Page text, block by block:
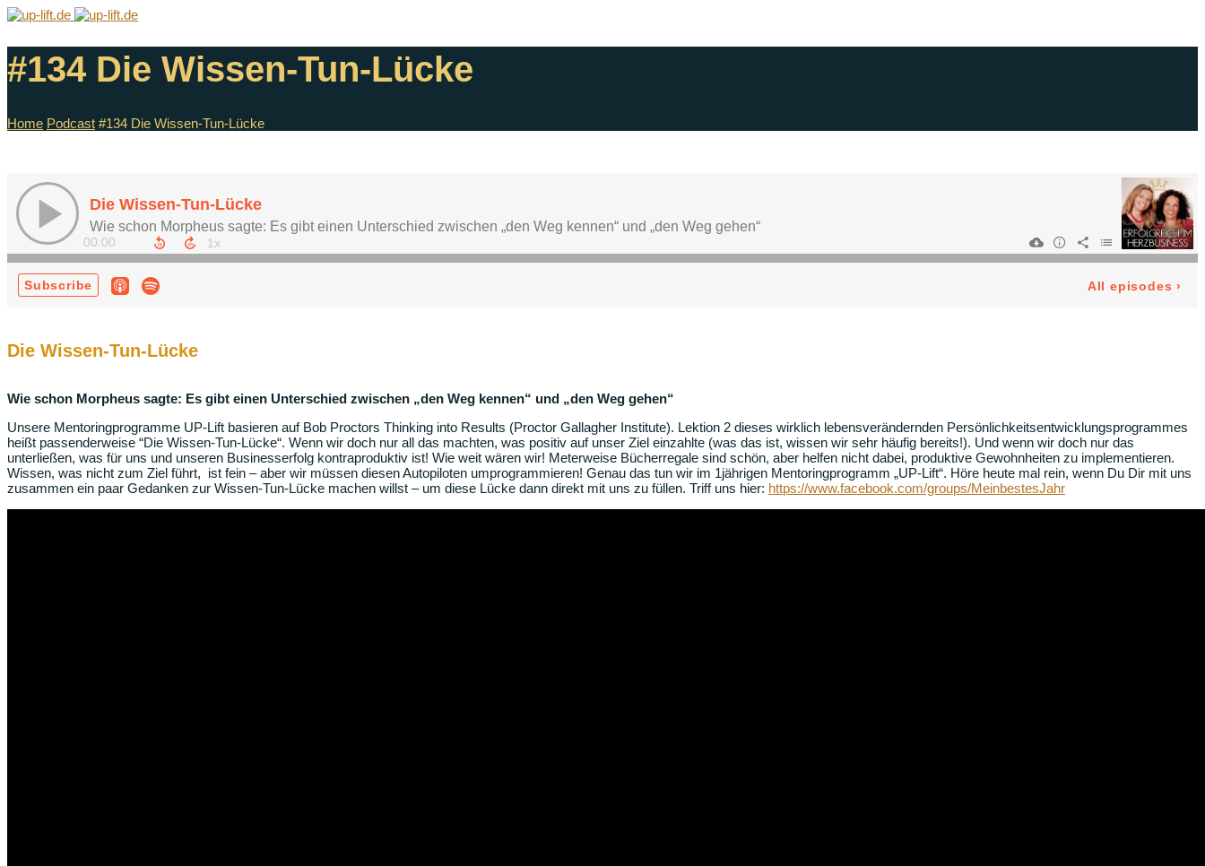
#134 Die Wissen-Tun-Lücke
Home Podcast #134 Die Wissen-Tun-Lücke
Die Wissen-Tun-Lücke
Wie schon Morpheus sagte: Es gibt einen Unterschied zwischen „den Weg kennen“ und „den Weg gehen“
Unsere Mentoringprogramme UP-Lift basieren auf Bob Proctors Thinking into Results (Proctor Gallagher Institute). Lektion 2 dieses wirklich lebensverändernden Persönlichkeitsentwicklungsprogrammes
heißt passenderweise “Die Wissen-Tun-Lücke“. Wenn wir doch nur all das machten, was positiv auf unser Ziel einzahlte (was das ist, wissen wir sehr häufig bereits!). Und wenn wir doch nur das
unterließen, was für uns und unseren Businesserfolg kontraproduktiv ist! Wie weit wären wir! Meterweise Bücherregale sind schön, aber helfen nicht dabei, produktive Gewohnheiten zu implementieren.
Wissen, was nicht zum Ziel führt, ist fein – aber wir müssen diesen Autopiloten umprogrammieren! Genau das tun wir im 1jährigen Mentoringprogramm „UP-Lift“. Höre heute mal rein, wenn Du Dir mit uns
zusammen ein paar Gedanken zur Wissen-Tun-Lücke machen willst – um diese Lücke dann direkt mit uns zu füllen. Triff uns hier: https://www.facebook.com/groups/MeinbestesJahr